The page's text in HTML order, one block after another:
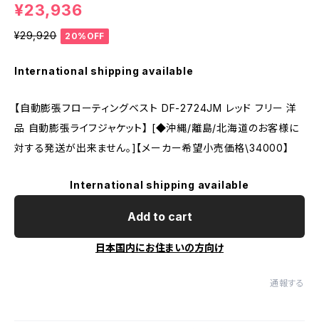
¥23,936
¥29,920 20%OFF
International shipping available
【自動膨張フローティングベスト DF-2724JM レッド フリー 洋
品 自動膨張ライフジャケット】 [◆沖縄/離島/北海道のお客様に
対する発送が出来ません。]【メーカー希望小売価格\34000】
International shipping available
Add to cart
日本国内にお住まいの方向け
通報する